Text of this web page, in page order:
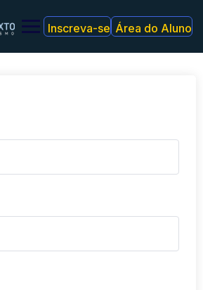
Inscreva-se Área do Aluno